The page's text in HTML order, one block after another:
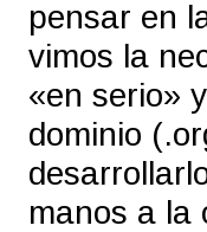
pensar en
vimos la
«en serio»
dominio
manos a la